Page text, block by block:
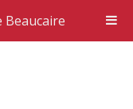
Beaucaire